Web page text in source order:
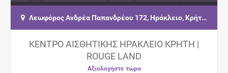
ROUGE LAND σας καλωσορίζει σε ένα σύγχρονο…
Λεωφόρος Ανδρέα Παπανδρέου 172, Ηράκλειο, Κρήτη, Τ.Κ.71305
ΚΕΝΤΡΟ ΑΙΣΘΗΤΙΚΗΣ ΗΡΑΚΛΕΙΟ ΚΡΗΤΗ |
ROUGE LAND
Αξιολογήστε τώρα